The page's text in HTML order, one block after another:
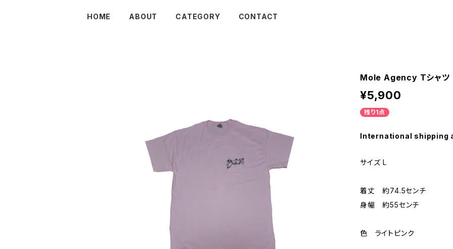
HOME ABOUT CATEGORY CONTACT
Mole Agency Tシャツ
¥5,900
残り1点
International shipping
サイズ L
着丈 約74.5センチ
身幅 約55センチ
色 ライトピンク